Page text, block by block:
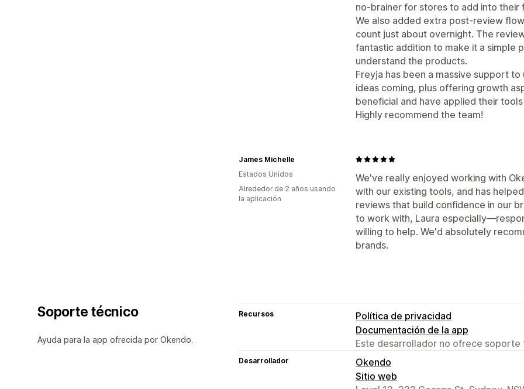
no-brainer for stores to add into their
We also added extra post-review
count just about overnight. The
fantastic addition to make it a simple
understand the products.
Freyja has been a massive support
ideas coming, plus offering growth
beneficial and have applied their
Highly recommend the team!
We've really enjoyed working with
with our existing tools, and has
reviews that build confidence in our
to work with, Laura
willing to help. We'd absolutely
brands.
James Michelle
Estados Unidos
Alrededor de 2 años usando
la aplicación
Soporte técnico
Ayuda para la app ofrecida por Okendo.
Recursos
Política de privacidad
Documentación de la app
Este desarrollador no ofrece soporte
Desarrollador
Okendo
Sitio web